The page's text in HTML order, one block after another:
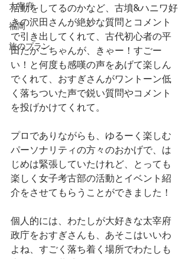
太宰府
福岡
旅のプラン
活動をしてるのかなど、古墳&ハニワ好
きの沢田さんが絶妙な質問とコメント
で引き出してくれて、古代初心者の平
田たかこちゃんが、きゃー！すごー
い！と何度も感嘆の声をあげて楽しん
でくれて、おすぎさんがワントーン低
く落ちついた声で鋭い質問やコメント
を投げかけてくれて。
プロでありながらも、ゆるーく楽しむ
パーソナリティの方々のおかげで、は
じめは緊張していたけれど、とっても
楽しく女子考古部の活動とイベント紹
介をさせてもらうことができました！
個人的には、わたしが大好きな太宰府
政庁をおすぎさんも、あそこはいいわ
よね、すごく落ち着く場所でわたしも